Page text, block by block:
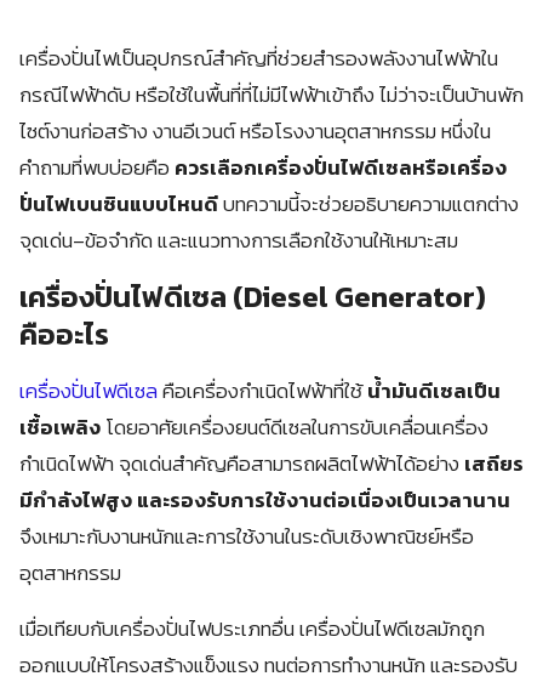
เครื่องปั่นไฟเป็นอุปกรณ์สำคัญที่ช่วยสำรองพลังงานไฟฟ้าใน
กรณีไฟฟ้าดับ หรือใช้ในพื้นที่ที่ไม่มีไฟฟ้าเข้าถึง ไม่ว่าจะเป็นบ้านพัก
ไซต์งานก่อสร้าง งานอีเวนต์ หรือโรงงานอุตสาหกรรม หนึ่งใน
คำถามที่พบบ่อยคือ ควรเลือกเครื่องปั่นไฟดีเซลหรือเครื่อง
ปั่นไฟเบนซินแบบไหนดีบทความนี้จะช่วยอธิบายความแตกต่าง
จุดเด่น–ข้อจำกัด และแนวทางการเลือกใช้งานให้เหมาะสม
เครื่องปั่นไฟดีเซล (Diesel Generator)
คืออะไร
เครื่องปั่นไฟดีเซลคือเครื่องกำเนิดไฟฟ้าที่ใช้น้ำมันดีเซลเป็น
เชื้อเพลิงโดยอาศัยเครื่องยนต์ดีเซลในการขับเคลื่อนเครื่อง
กำเนิดไฟฟ้า จุดเด่นสำคัญคือสามารถผลิตไฟฟ้าได้อย่าง เสถียร
มีกำลังไฟสูง และรองรับการใช้งานต่อเนื่องเป็นเวลานาน
จึงเหมาะกับงานหนักและการใช้งานในระดับเชิงพาณิชย์หรือ
อุตสาหกรรม
เมื่อเทียบกับเครื่องปั่นไฟประเภทอื่น เครื่องปั่นไฟดีเซลมักถูก
ออกแบบให้โครงสร้างแข็งแรง ทนต่อการทำงานหนัก และรองรับ